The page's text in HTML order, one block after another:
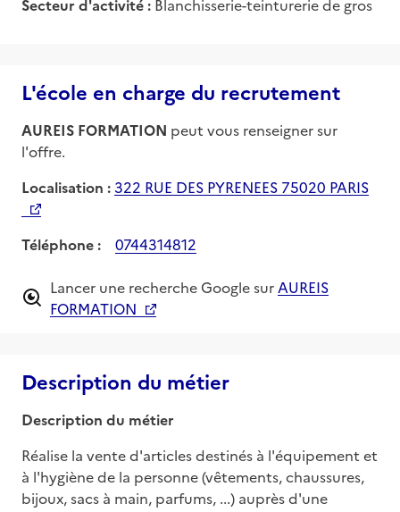
Secteur d'activité : Blanchisserie-teinturerie de gros
L'école en charge du recrutement
AUREIS FORMATION peut vous renseigner sur
l'offre.
Localisation :322 RUE DES PYRENEES 75020 PARIS
Téléphone : 0744314812
Lancer une recherche Google sur AUREIS
FORMATION
Description du métier
Description du métier
Réalise la vente d'articles destinés à l'équipement et
à l'hygiène de la personne (vêtements, chaussures,
bijoux, sacs à main, parfums, ...) auprès d'une